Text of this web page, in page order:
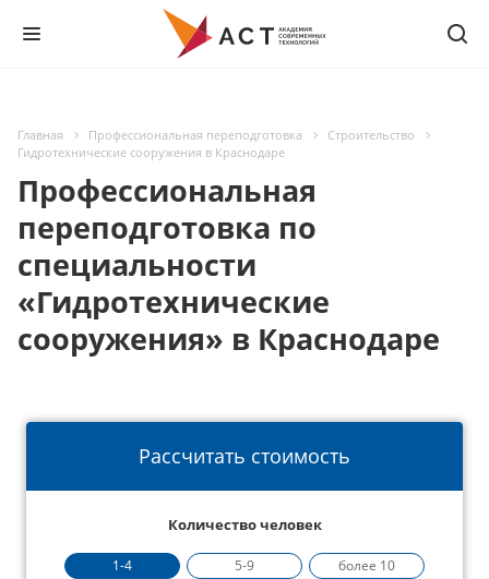
Главная Профессиональная переподготовка
Строительство
Гидротехнические сооружения в Краснодаре
Профессиональная
переподготовка по
специальности
«Гидротехнические
сооружения» в Краснодаре
Рассчитать стоимость
Количество человек
1-4 5-9 более 10